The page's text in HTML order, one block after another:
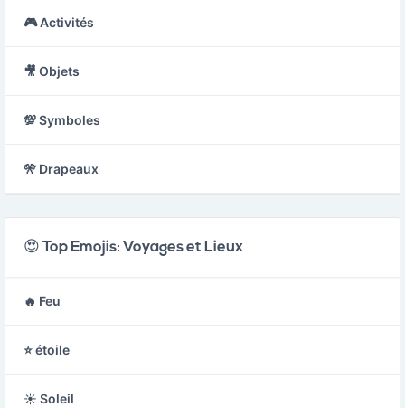
🎮 Activités
🎥 Objets
💯 Symboles
🎌 Drapeaux
😍 Top Emojis: Voyages et Lieux
🔥 Feu
⭐ étoile
☀️ Soleil